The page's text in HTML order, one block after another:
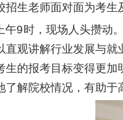
招生老师面对面为考生
上午9时，现场人头攒动
直观讲解行业发展与
生的报考目标变得更
了解院校情况，有助于